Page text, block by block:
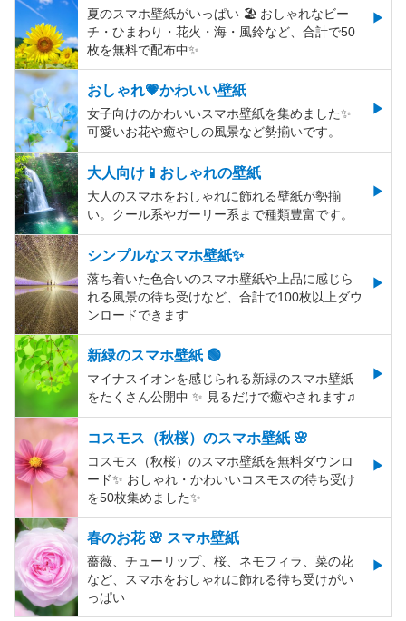
夏のスマホ壁紙がいっぱい 🏖 おしゃれなビー
チ・ひまわり・花火・海・風鈴など、合計で50
枚を無料で配布中✨
おしゃれ💗かわいい壁紙
女子向けのかわいいスマホ壁紙を集めました✨
可愛いお花や癒やしの風景など勢揃いです。
大人向け📱おしゃれの壁紙
大人のスマホをおしゃれに飾れる壁紙が勢揃
い。クール系やガーリー系まで種類豊富です。
シンプルなスマホ壁紙✨
落ち着いた色合いのスマホ壁紙や上品に感じら
れる風景の待ち受けなど、合計で100枚以上ダウ
ンロードできます
新緑のスマホ壁紙 🟢
マイナスイオンを感じられる新緑のスマホ壁紙
をたくさん公開中 ✨ 見るだけで癒やされます♫
コスモス（秋桜）のスマホ壁紙 🌸
コスモス（秋桜）のスマホ壁紙を無料ダウンロ
ード✨️ おしゃれ・かわいいコスモスの待ち受け
を50枚集めました✨️
春のお花 🌸 スマホ壁紙
薔薇、チューリップ、桜、ネモフィラ、菜の花
など、スマホをおしゃれに飾れる待ち受けがい
っぱい